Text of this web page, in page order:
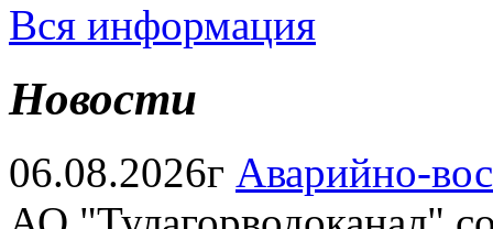
Вся информация
Новости
06.08.2026г Аварийно-